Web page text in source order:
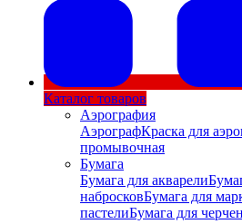
Каталог товаров
Аэрография
АэрографКраска для
промывочная
Бумага
Бумага для акварели
набросковБумага для
пастелиБумага для